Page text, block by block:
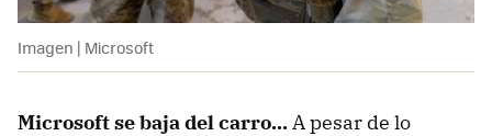
Imagen | Microsoft
Microsoft se baja del carro...A pesar de lo